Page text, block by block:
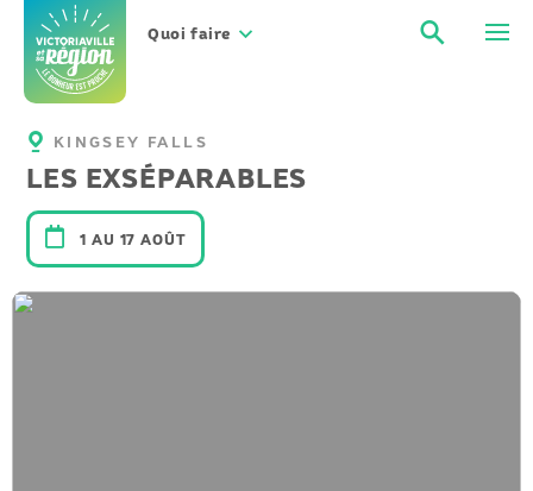
contenu
Quoi faire
KINGSEY FALLS
LES EXSÉPARABLES
1 AU 17 AOÛT